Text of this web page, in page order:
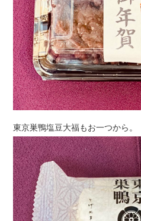
東京巣鴨塩豆大福もお一つから。